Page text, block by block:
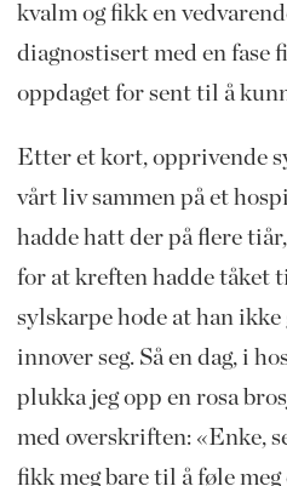
kvalm og fikk en
diagnostisert med en fase
oppdaget for sent til å
Etter et kort, opprivende
vårt liv sammen på et
hadde hatt der på flere
for at kreften hadde tåket
sylskarpe hode at han
innover seg. Så en dag, i
plukka jeg opp en rosa
med overskriften: «Enke,
fikk meg bare til å føle